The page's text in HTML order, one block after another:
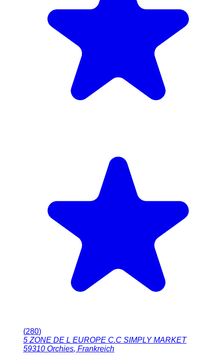
(280)
5 ZONE DE L EUROPE C.C SIMPLY MARKET
59310 Orchies, Frankreich